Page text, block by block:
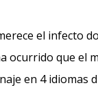
el infecto
ocurrido que el
en 4 idiomas